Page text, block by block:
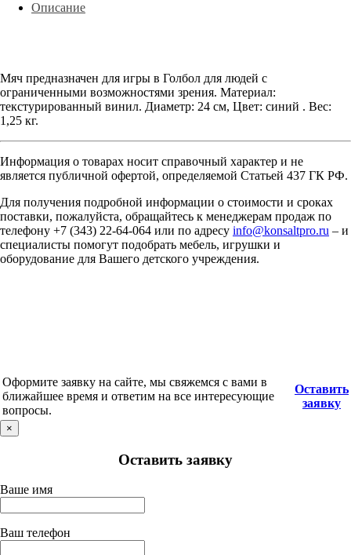
Описание
Мяч предназначен для игры в Голбол для людей с
ограниченными возможностями зрения. Материал:
текстурированный винил. Диаметр: 24 см, Цвет: синий . Вес:
1,25 кг.
Информация о товарах носит справочный характер и не
является публичной офертой, определяемой Статьей 437 ГК РФ.
Для получения подробной информации о стоимости и сроках
поставки, пожалуйста, обращайтесь к менеджерам продаж по
телефону +7 (343) 22-64-064 или по адресу info@konsaltpro.ru – и
специалисты помогут подобрать мебель, игрушки и
оборудование для Вашего детского учреждения.
Оформите заявку на сайте, мы свяжемся с вами в
ближайшее время и ответим на все интересующие
вопросы.
Оставить
заявку
×
Оставить заявку
Ваше имя
Ваш телефон